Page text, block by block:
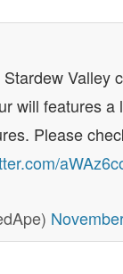
will features
Please